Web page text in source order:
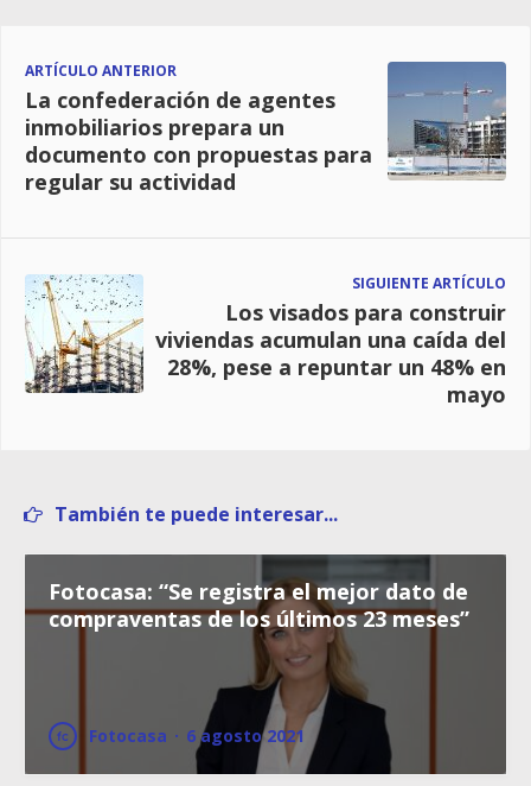
ARTÍCULO ANTERIOR
La confederación de agentes
inmobiliarios prepara un
documento con propuestas para
regular su actividad
SIGUIENTE ARTÍCULO
Los visados para construir
viviendas acumulan una caída del
28%, pese a repuntar un 48% en
mayo
También te puede interesar...
Fotocasa: “Se registra el mejor dato de
compraventas de los últimos 23 meses”
Fotocasa · 6 agosto 2021